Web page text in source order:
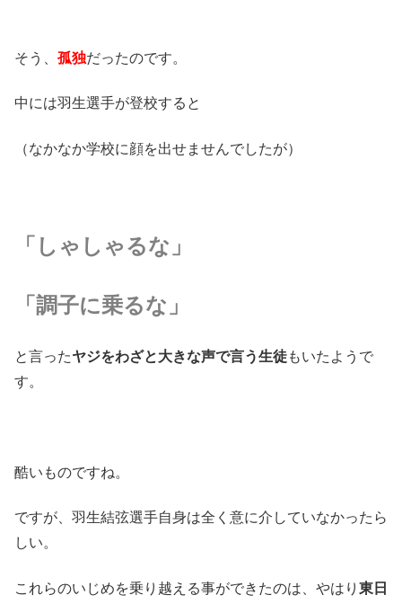
そう、 孤独だったのです。
中には羽生選手が登校すると
（なかなか学校に顔を出せませんでしたが）
「しゃしゃるな」
「調子に乗るな」
と言ったヤジをわざと大きな声で言う生徒もいたようで
す。
酷いものですね。
ですが、羽生結弦選手自身は全く意に介していなかったら
しい。
これらのいじめを乗り越える事ができたのは、やはり 東日